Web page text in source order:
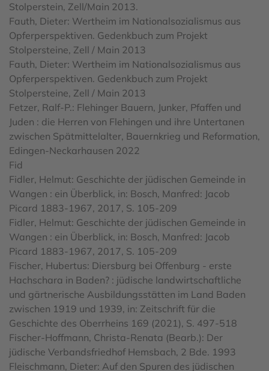
Stolperstein, Zell/Main 2013.
Fauth, Dieter: Wertheim im Nationalsozialismus aus
Opferperspektiven. Gedenkbuch zum Projekt
Stolpersteine, Zell / Main 2013
Fauth, Dieter: Wertheim im Nationalsozialismus aus
Opferperspektiven. Gedenkbuch zum Projekt
Stolpersteine, Zell / Main 2013
Fetzer, Ralf-P.: Flehinger Bauern, Junker, Pfaffen und
Juden : die Herren von Flehingen und ihre Untertanen
zwischen Spätmittelalter, Bauernkrieg und Reformation,
Edingen-Neckarhausen 2022
Fid
Fidler, Helmut: Geschichte der jüdischen Gemeinde in
Wangen : ein Überblick, in: Bosch, Manfred: Jacob
Picard 1883-1967, 2017, S. 105-209
Fidler, Helmut: Geschichte der jüdischen Gemeinde in
Wangen : ein Überblick, in: Bosch, Manfred: Jacob
Picard 1883-1967, 2017, S. 105-209
Fischer, Hubertus: Diersburg bei Offenburg - erste
Hachschara in Baden? : jüdische landwirtschaftliche
und gärtnerische Ausbildungsstätten im Land Baden
zwischen 1919 und 1939, in: Zeitschrift für die
Geschichte des Oberrheins 169 (2021), S. 497-518
Fischer-Hoffmann, Christa-Renata (Bearb.): Der
jüdische Verbandsfriedhof Hemsbach, 2 Bde. 1993
Fleischmann, Dieter: Auf den Spuren des jüdischen